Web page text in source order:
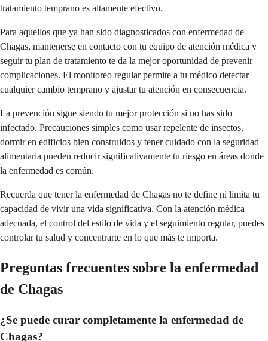
tratamiento temprano es altamente efectivo.
Para aquellos que ya han sido diagnosticados con enfermedad de
Chagas, mantenerse en contacto con tu equipo de atención médica y
seguir tu plan de tratamiento te da la mejor oportunidad de prevenir
complicaciones. El monitoreo regular permite a tu médico detectar
cualquier cambio temprano y ajustar tu atención en consecuencia.
La prevención sigue siendo tu mejor protección si no has sido
infectado. Precauciones simples como usar repelente de insectos,
dormir en edificios bien construidos y tener cuidado con la seguridad
alimentaria pueden reducir significativamente tu riesgo en áreas donde
la enfermedad es común.
Recuerda que tener la enfermedad de Chagas no te define ni limita tu
capacidad de vivir una vida significativa. Con la atención médica
adecuada, el control del estilo de vida y el seguimiento regular, puedes
controlar tu salud y concentrarte en lo que más te importa.
Preguntas frecuentes sobre la enfermedad
de Chagas
¿Se puede curar completamente la enfermedad de
Chagas?